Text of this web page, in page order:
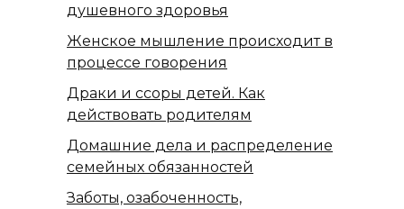
душевного здоровья
Женское мышление происходит в
процессе говорения
Драки и ссоры детей. Как
действовать родителям
Домашние дела и распределение
семейных обязанностей
Заботы, озабоченность,